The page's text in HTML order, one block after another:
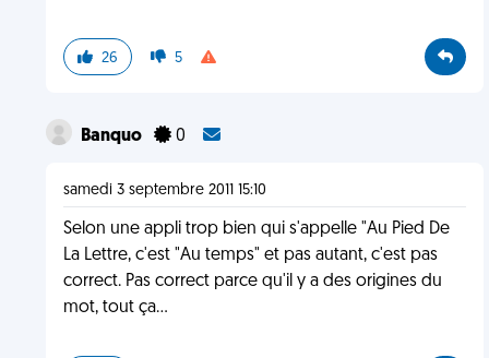
26 5
Banquo 0
samedi 3 septembre 2011 15:10
Selon une appli trop bien qui s'appelle "Au Pied De
La Lettre, c'est "Au temps" et pas autant, c'est pas
correct. Pas correct parce qu'il y a des origines du
mot, tout ça...